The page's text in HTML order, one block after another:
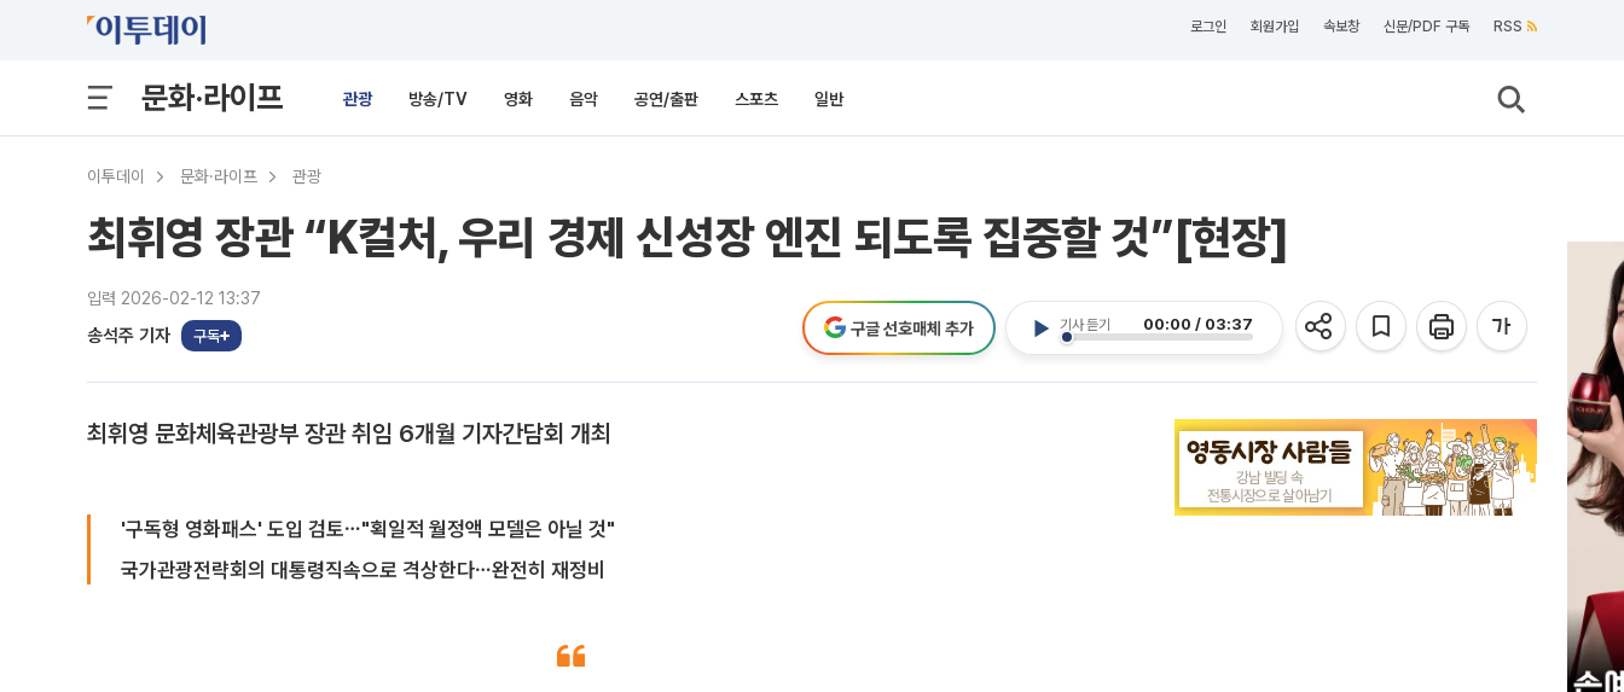
로그인 회원가입 속보창 신문/PDF 구독 RSS
문화·라이프 관광 방송/TV 영화 음악 공연/출판 스포츠 일반
이투데이 문화·라이프 관광
최휘영 장관 “K컬처, 우리 경제 신성장 엔진 되도록 집중할 것”[현장]
입력 2026-02-12 13:37
송석주 기자 구독
기사 듣기 00:00 / 03:37
구글 선호매체 추가
최휘영 문화체육관광부 장관 취임 6개월 기자간담회 개최
'구독형 영화패스' 도입 검토⋯"획일적 월정액 모델은 아닐 것"
국가관광전략회의 대통령직속으로 격상한다⋯완전히 재정비